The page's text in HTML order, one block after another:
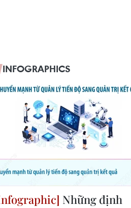
INFOGRAPHICS
Những định